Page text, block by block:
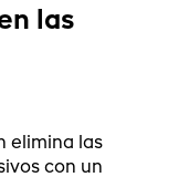
las
elimina las
con un